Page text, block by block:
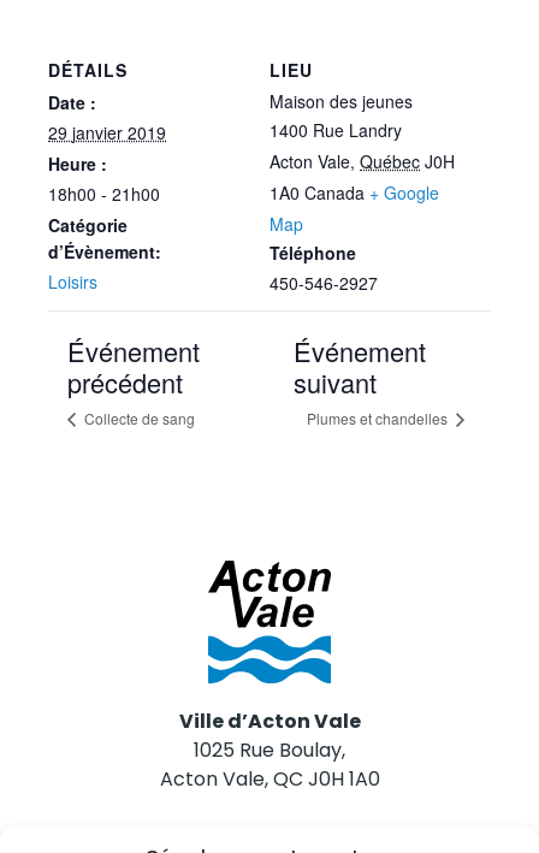
DÉTAILS
Date :
29 janvier 2019
Heure :
18h00 - 21h00
Catégorie
d’Évènement:
Loisirs
LIEU
Maison des jeunes
1400 Rue Landry
Acton Vale, Québec J0H
1A0 Canada + Google
Map
Téléphone
450-546-2927
Événement
précédent
Collecte de sang
Événement
suivant
Plumes et chandelles
Ville d’Acton Vale
1025 Rue Boulay,
Acton Vale, QC J0H 1A0